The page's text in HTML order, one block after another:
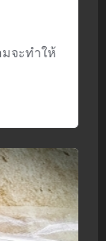
จะทำให้